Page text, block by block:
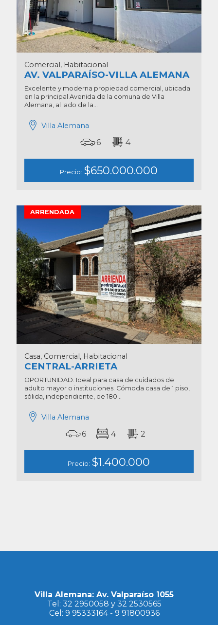
Comercial, Habitacional
AV. VALPARAÍSO-VILLA ALEMANA
Excelente y moderna propiedad comercial, ubicada
en la principal Avenida de la comuna de Villa
Alemana, al lado de la...
Villa Alemana
6 4
Precio: $650.000.000
ARRENDADA
Casa, Comercial, Habitacional
CENTRAL-ARRIETA
OPORTUNIDAD. Ideal para casa de cuidados de
adulto mayor o instituciones. Cómoda casa de 1 piso,
sólida, independiente, de 180...
Villa Alemana
6 4 2
Precio: $1.400.000
Villa Alemana: Av. Valparaíso 1055
Tel: 32 2950058 y 32 2530565
Cel: 9 95333164- 9 91800936